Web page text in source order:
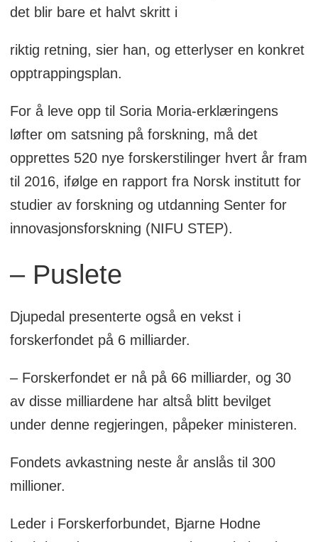
det blir bare et halvt skritt i
riktig retning, sier han, og etterlyser en konkret
opptrappingsplan.
For å leve opp til Soria Moria-erklæringens
løfter om satsning på forskning, må det
opprettes 520 nye forskerstilinger hvert år fram
til 2016, ifølge en rapport fra Norsk institutt for
studier av forskning og utdanning Senter for
innovasjonsforskning (NIFU STEP).
– Puslete
Djupedal presenterte også en vekst i
forskerfondet på 6 milliarder.
– Forskerfondet er nå på 66 milliarder, og 30
av disse milliardene har altså blitt bevilget
under denne regjeringen, påpeker ministeren.
Fondets avkastning neste år anslås til 300
millioner.
Leder i Forskerforbundet, Bjarne Hodne